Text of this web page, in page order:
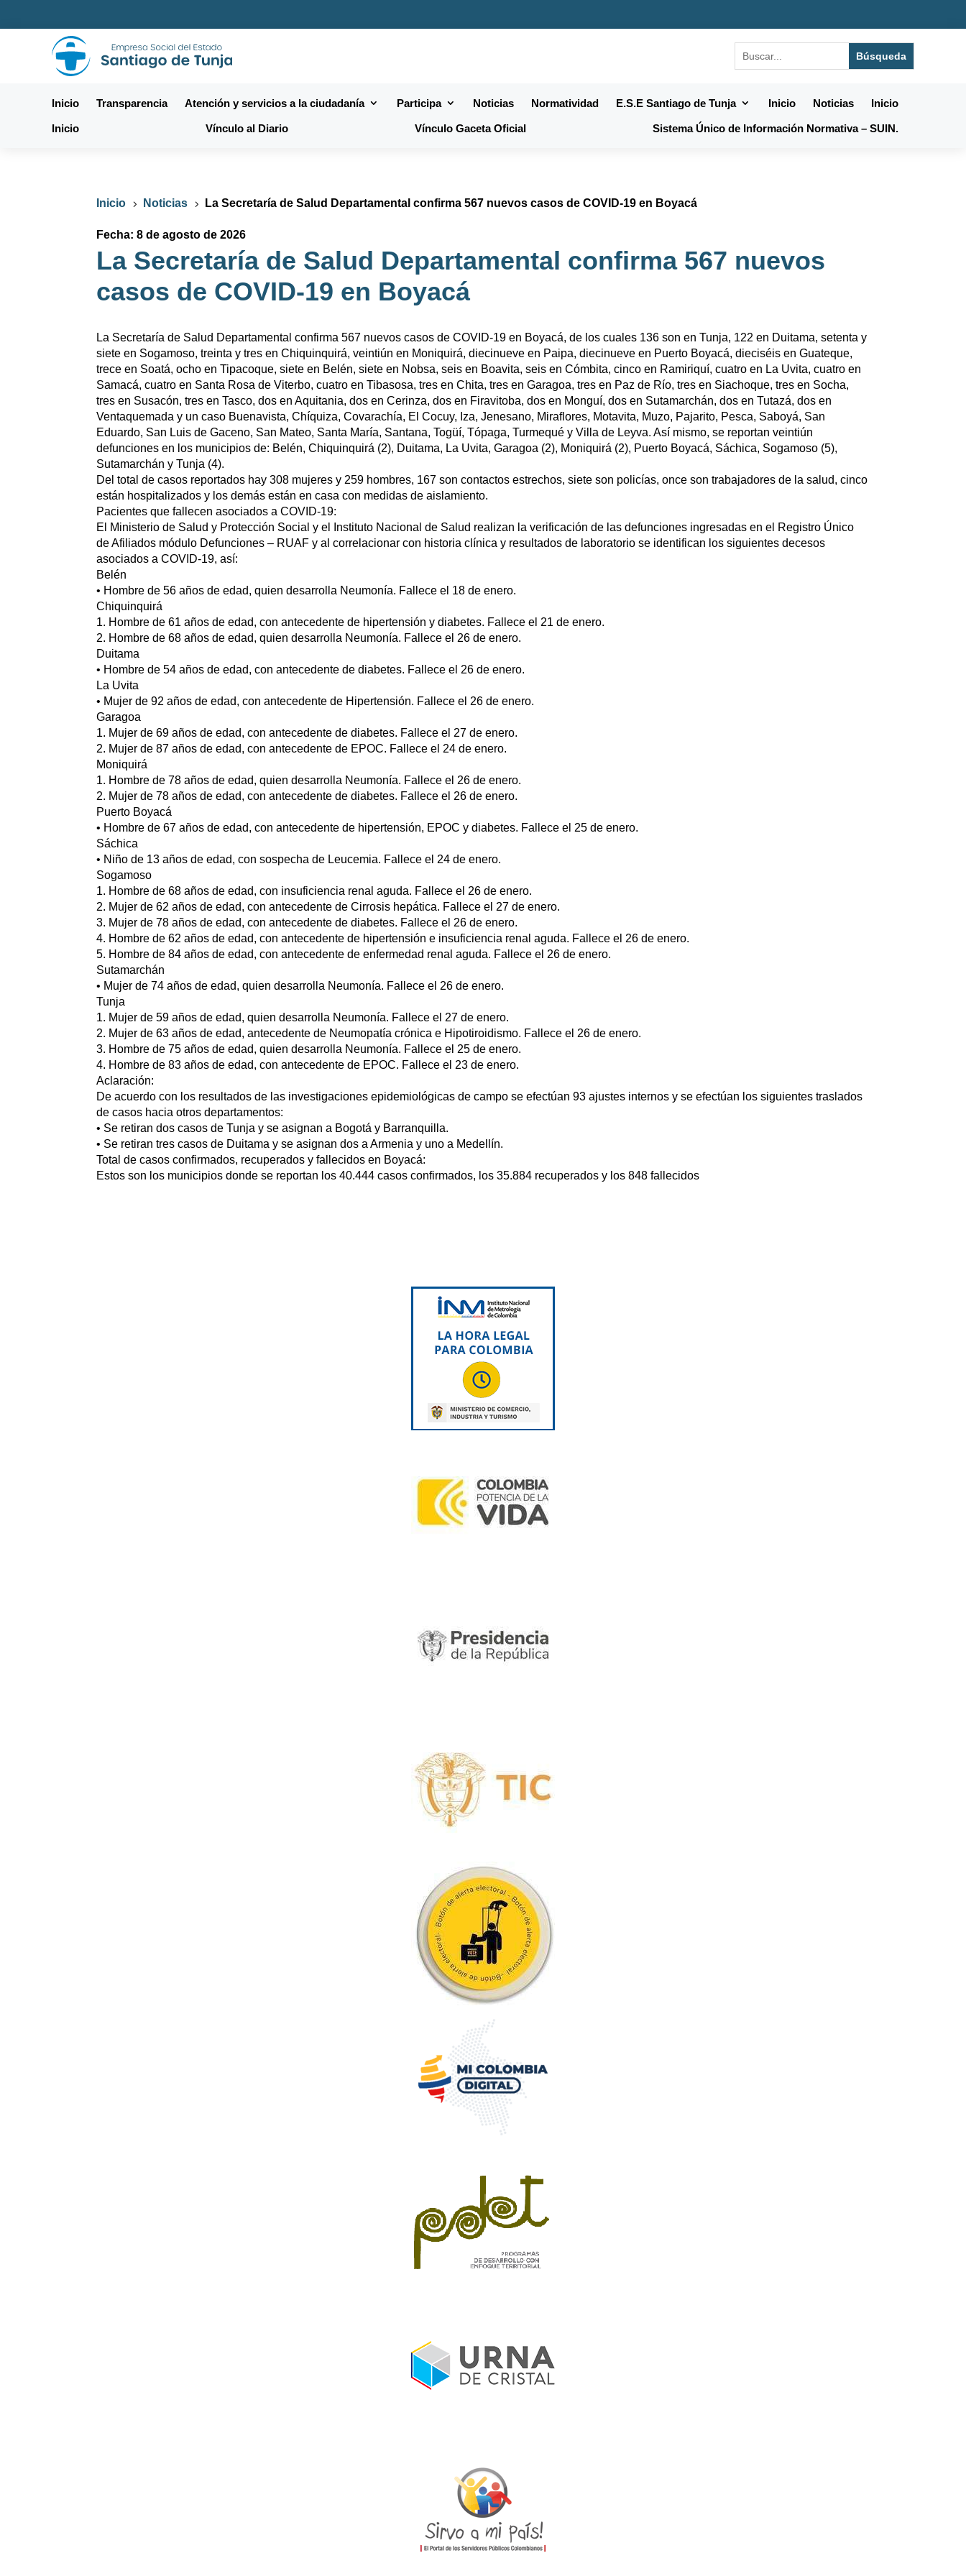
Inicio Transparencia Atención y servicios a la ciudadanía Participa Noticias Normatividad E.S.E Santiago de Tunja Inicio Noticias Inicio
Inicio Vínculo al Diario Vínculo Gaceta Oficial Sistema Único de Información Normativa – SUIN.
Inicio 5 Noticias 5 La Secretaría de Salud Departamental confirma 567 nuevos casos de COVID-19 en Boyacá
Fecha: 8 de agosto de 2026
La Secretaría de Salud Departamental confirma 567 nuevos
casos de COVID-19 en Boyacá
La Secretaría de Salud Departamental confirma 567 nuevos casos de COVID-19 en Boyacá, de los cuales 136 son en Tunja, 122 en Duitama, setenta y
siete en Sogamoso, treinta y tres en Chiquinquirá, veintiún en Moniquirá, diecinueve en Paipa, diecinueve en Puerto Boyacá, dieciséis en Guateque,
trece en Soatá, ocho en Tipacoque, siete en Belén, siete en Nobsa, seis en Boavita, seis en Cómbita, cinco en Ramiriquí, cuatro en La Uvita, cuatro en
Samacá, cuatro en Santa Rosa de Viterbo, cuatro en Tibasosa, tres en Chita, tres en Garagoa, tres en Paz de Río, tres en Siachoque, tres en Socha,
tres en Susacón, tres en Tasco, dos en Aquitania, dos en Cerinza, dos en Firavitoba, dos en Monguí, dos en Sutamarchán, dos en Tutazá, dos en
Ventaquemada y un caso Buenavista, Chíquiza, Covarachía, El Cocuy, Iza, Jenesano, Miraflores, Motavita, Muzo, Pajarito, Pesca, Saboyá, San
Eduardo, San Luis de Gaceno, San Mateo, Santa María, Santana, Togüí, Tópaga, Turmequé y Villa de Leyva. Así mismo, se reportan veintiún
defunciones en los municipios de: Belén, Chiquinquirá (2), Duitama, La Uvita, Garagoa (2), Moniquirá (2), Puerto Boyacá, Sáchica, Sogamoso (5),
Sutamarchán y Tunja (4).
Del total de casos reportados hay 308 mujeres y 259 hombres, 167 son contactos estrechos, siete son policías, once son trabajadores de la salud, cinco
están hospitalizados y los demás están en casa con medidas de aislamiento.
Pacientes que fallecen asociados a COVID-19:
El Ministerio de Salud y Protección Social y el Instituto Nacional de Salud realizan la verificación de las defunciones ingresadas en el Registro Único
de Afiliados módulo Defunciones – RUAF y al correlacionar con historia clínica y resultados de laboratorio se identifican los siguientes decesos
asociados a COVID-19, así:
Belén
• Hombre de 56 años de edad, quien desarrolla Neumonía. Fallece el 18 de enero.
Chiquinquirá
1. Hombre de 61 años de edad, con antecedente de hipertensión y diabetes. Fallece el 21 de enero.
2. Hombre de 68 años de edad, quien desarrolla Neumonía. Fallece el 26 de enero.
Duitama
• Hombre de 54 años de edad, con antecedente de diabetes. Fallece el 26 de enero.
La Uvita
• Mujer de 92 años de edad, con antecedente de Hipertensión. Fallece el 26 de enero.
Garagoa
1. Mujer de 69 años de edad, con antecedente de diabetes. Fallece el 27 de enero.
2. Mujer de 87 años de edad, con antecedente de EPOC. Fallece el 24 de enero.
Moniquirá
1. Hombre de 78 años de edad, quien desarrolla Neumonía. Fallece el 26 de enero.
2. Mujer de 78 años de edad, con antecedente de diabetes. Fallece el 26 de enero.
Puerto Boyacá
• Hombre de 67 años de edad, con antecedente de hipertensión, EPOC y diabetes. Fallece el 25 de enero.
Sáchica
• Niño de 13 años de edad, con sospecha de Leucemia. Fallece el 24 de enero.
Sogamoso
1. Hombre de 68 años de edad, con insuficiencia renal aguda. Fallece el 26 de enero.
2. Mujer de 62 años de edad, con antecedente de Cirrosis hepática. Fallece el 27 de enero.
3. Mujer de 78 años de edad, con antecedente de diabetes. Fallece el 26 de enero.
4. Hombre de 62 años de edad, con antecedente de hipertensión e insuficiencia renal aguda. Fallece el 26 de enero.
5. Hombre de 84 años de edad, con antecedente de enfermedad renal aguda. Fallece el 26 de enero.
Sutamarchán
• Mujer de 74 años de edad, quien desarrolla Neumonía. Fallece el 26 de enero.
Tunja
1. Mujer de 59 años de edad, quien desarrolla Neumonía. Fallece el 27 de enero.
2. Mujer de 63 años de edad, antecedente de Neumopatía crónica e Hipotiroidismo. Fallece el 26 de enero.
3. Hombre de 75 años de edad, quien desarrolla Neumonía. Fallece el 25 de enero.
4. Hombre de 83 años de edad, con antecedente de EPOC. Fallece el 23 de enero.
Aclaración:
De acuerdo con los resultados de las investigaciones epidemiológicas de campo se efectúan 93 ajustes internos y se efectúan los siguientes traslados
de casos hacia otros departamentos:
• Se retiran dos casos de Tunja y se asignan a Bogotá y Barranquilla.
• Se retiran tres casos de Duitama y se asignan dos a Armenia y uno a Medellín.
Total de casos confirmados, recuperados y fallecidos en Boyacá:
Estos son los municipios donde se reportan los 40.444 casos confirmados, los 35.884 recuperados y los 848 fallecidos